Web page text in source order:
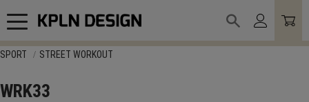
Meny
SPORT STREET WORKOUT
WRK33